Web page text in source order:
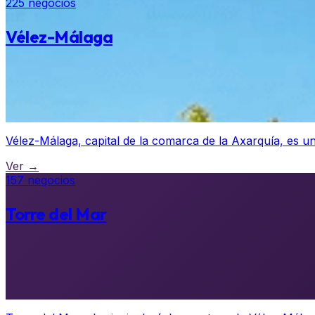
225 negocios
Vélez-Málaga
Vélez-Málaga, capital de la comarca de la Axarquía, es
Ver →
157 negocios
Torre del Mar